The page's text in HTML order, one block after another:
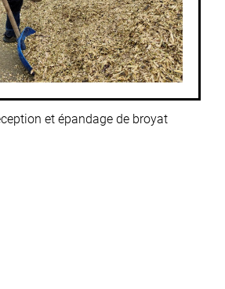
et épandage de broyat